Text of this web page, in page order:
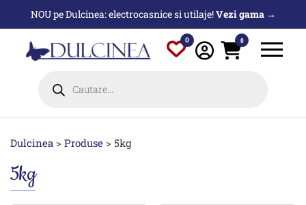
conținut
NOU pe Dulcinea: electrocasnice si utilaje!Vezi gama →
0 0
search
Dulcinea > Produse > 5kg
5kg